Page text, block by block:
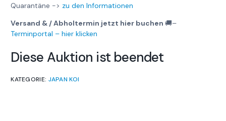
Quarantäne -> zu den Informationen
Versand & / Abholtermin jetzt hier buchen 🚚–
Terminportal – hier klicken
Diese Auktion ist beendet
KATEGORIE: JAPAN KOI